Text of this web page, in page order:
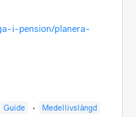
i-pension/planera-
Guide taggad med:
Guide Medellivslängd